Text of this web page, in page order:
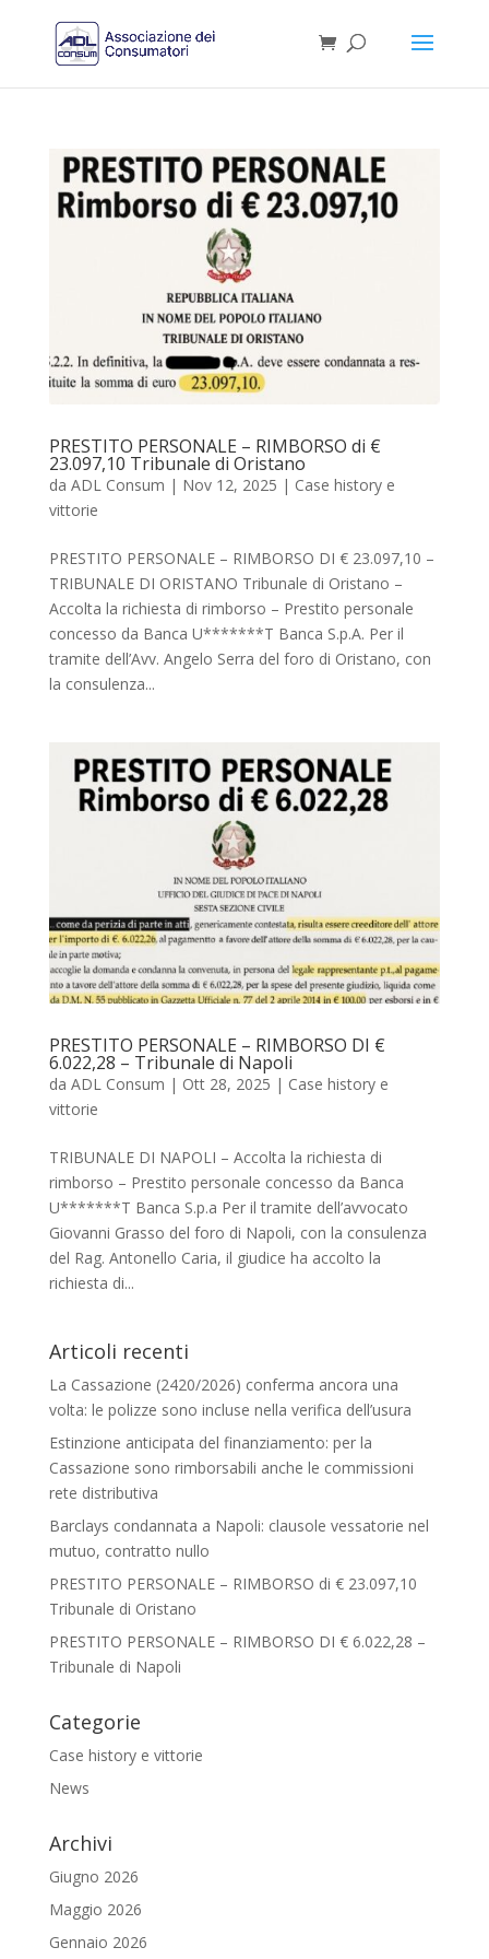
PRESTITO PERSONALE – RIMBORSO di €
23.097,10 Tribunale di Oristano
da ADL Consum | Nov 12, 2025 | Case history e
vittorie
PRESTITO PERSONALE – RIMBORSO DI € 23.097,10 –
TRIBUNALE DI ORISTANO Tribunale di Oristano –
Accolta la richiesta di rimborso – Prestito personale
concesso da Banca U*******T Banca S.p.A. Per il
tramite dell’Avv. Angelo Serra del foro di Oristano, con
la consulenza...
PRESTITO PERSONALE – RIMBORSO DI €
6.022,28 – Tribunale di Napoli
da ADL Consum | Ott 28, 2025 | Case history e
vittorie
TRIBUNALE DI NAPOLI – Accolta la richiesta di
rimborso – Prestito personale concesso da Banca
U*******T Banca S.p.a Per il tramite dell’avvocato
Giovanni Grasso del foro di Napoli, con la consulenza
del Rag. Antonello Caria, il giudice ha accolto la
richiesta di...
Articoli recenti
La Cassazione (2420/2026) conferma ancora una
volta: le polizze sono incluse nella verifica dell’usura
Estinzione anticipata del finanziamento: per la
Cassazione sono rimborsabili anche le commissioni
rete distributiva
Barclays condannata a Napoli: clausole vessatorie nel
mutuo, contratto nullo
PRESTITO PERSONALE – RIMBORSO di € 23.097,10
Tribunale di Oristano
PRESTITO PERSONALE – RIMBORSO DI € 6.022,28 –
Tribunale di Napoli
Categorie
Case history e vittorie
News
Archivi
Giugno 2026
Maggio 2026
Gennaio 2026